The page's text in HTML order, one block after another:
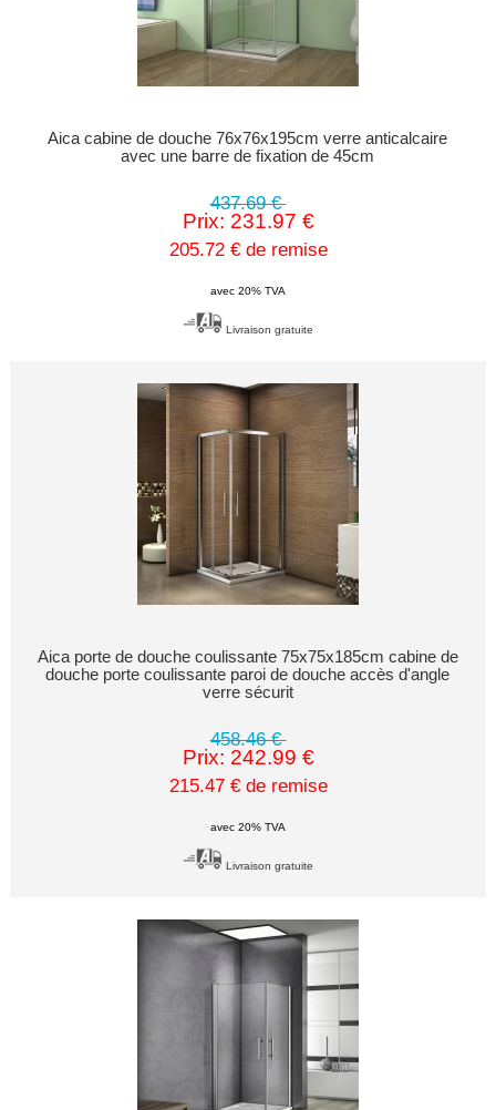
Aica cabine de douche 76x76x195cm verre anticalcaire
avec une barre de fixation de 45cm
437.69 €
Prix: 231.97 €
205.72 € de remise
avec 20% TVA
Livraison gratuite
Aica porte de douche coulissante 75x75x185cm cabine de
douche porte coulissante paroi de douche accès d'angle
verre sécurit
458.46 €
Prix: 242.99 €
215.47 € de remise
avec 20% TVA
Livraison gratuite